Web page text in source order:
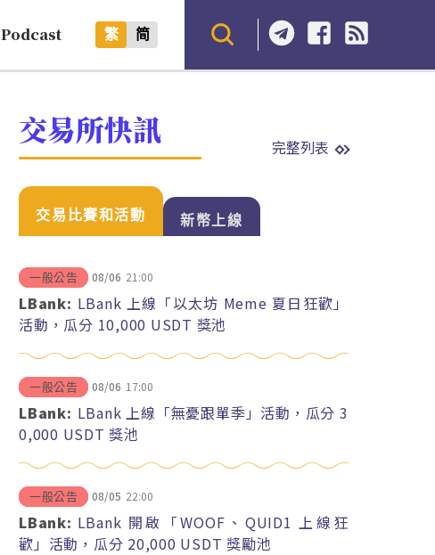
Podcast 繁 简
交易所快訊 完整列表
交易比賽和活動 新幣上線
一般公告 08/06 21:00
LBank: LBank 上線「以太坊 Meme 夏日狂歡」
活動，瓜分 10,000 USDT 獎池
一般公告 08/06 17:00
LBank: LBank 上線「無憂跟單季」活動，瓜分 3
0,000 USDT 獎池
一般公告 08/05 22:00
LBank: LBank 開啟「WOOF、QUID1 上線狂
歡」活動，瓜分 20,000 USDT 獎勵池